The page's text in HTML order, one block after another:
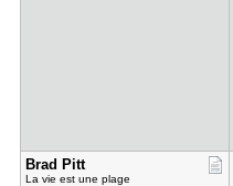
Brad Pitt
La vie est une plage